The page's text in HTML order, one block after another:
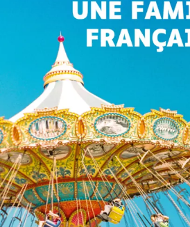
Une famille
28€